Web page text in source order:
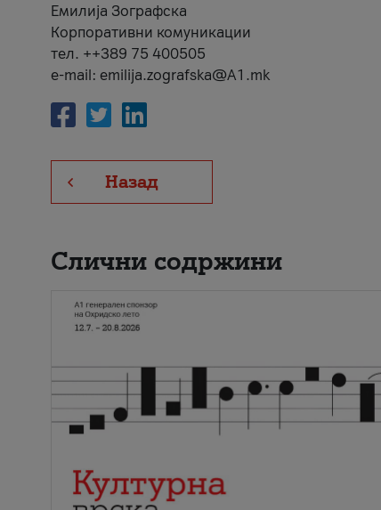
Емилија Зографска
Корпоративни комуникации
тел. ++389 75 400505
e-mail: emilija.zografska@A1.mk
Назад
Слични содржини